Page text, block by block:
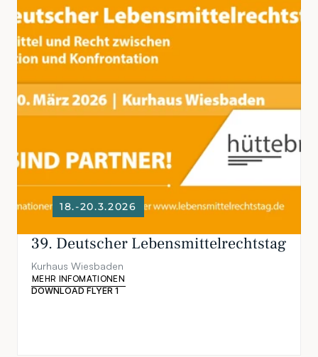
18.-20.3.2026
39. Deutscher Lebensmittelrechtstag
Kurhaus Wiesbaden
MEHR INFOMATIONEN
DOWNLOAD FLYER 1